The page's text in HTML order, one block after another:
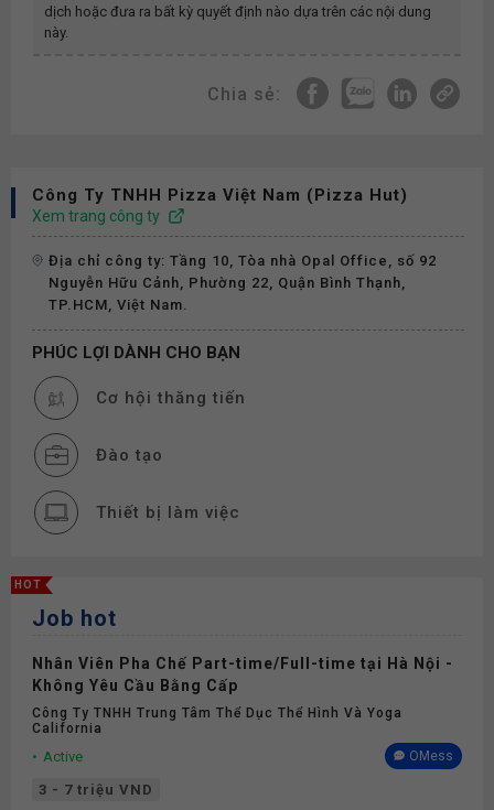
dịch hoặc đưa ra bất kỳ quyết định nào dựa trên các nội dung
này.
Chia sẻ:
Công Ty TNHH Pizza Việt Nam (Pizza Hut)
Xem trang công ty
Địa chỉ công ty: Tầng 10, Tòa nhà Opal Office, số 92
Nguyễn Hữu Cảnh, Phường 22, Quận Bình Thạnh,
TP.HCM, Việt Nam.
PHÚC LỢI DÀNH CHO BẠN
Cơ hội thăng tiến
Đào tạo
Thiết bị làm việc
Phụ cấp
Nghỉ phép
Khám sức khỏe
HOT
Job hot
Nhân Viên Pha Chế Part-time/Full-time tại Hà Nội -
Không Yêu Cầu Bằng Cấp
Công Ty TNHH Trung Tâm Thể Dục Thể Hình Và Yoga
California
Active OMess
3 - 7 triệu VND